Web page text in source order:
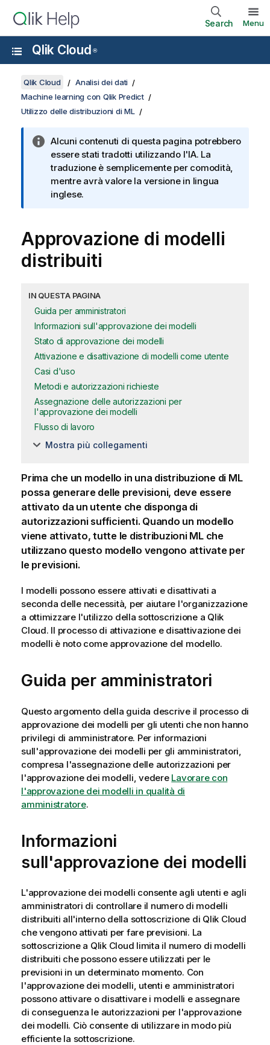
Search Menu
Qlik Cloud ®
Qlik Cloud
Analisi dei dati
Machine learning con Qlik Predict
Utilizzo delle distribuzioni di ML
Alcuni contenuti di questa pagina potrebbero
essere stati tradotti utilizzando l'IA. La
traduzione è semplicemente per comodità,
mentre avrà valore la versione in lingua
inglese.
Approvazione di modelli
distribuiti
IN QUESTA PAGINA
Guida per amministratori
Informazioni sull'approvazione dei modelli
Stato di approvazione dei modelli
Attivazione e disattivazione di modelli come utente
Casi d'uso
Metodi e autorizzazioni richieste
Assegnazione delle autorizzazioni per
l'approvazione dei modelli
Flusso di lavoro
Mostra più collegamenti
Prima che un modello in una distribuzione di ML
possa generare delle previsioni, deve essere
attivato da un utente che disponga di
autorizzazioni sufficienti. Quando un modello
viene attivato, tutte le distribuzioni ML che
utilizzano questo modello vengono attivate per
le previsioni.
I modelli possono essere attivati e disattivati a
seconda delle necessità, per aiutare l'organizzazione
a ottimizzare l'utilizzo della sottoscrizione a Qlik
Cloud. Il processo di attivazione e disattivazione dei
modelli è noto come approvazione del modello.
Guida per amministratori
Questo argomento della guida descrive il processo di
approvazione dei modelli per gli utenti che non hanno
privilegi di amministratore. Per informazioni
sull'approvazione dei modelli per gli amministratori,
compresa l'assegnazione delle autorizzazioni per
l'approvazione dei modelli, vedere Lavorare con
l'approvazione dei modelli in qualità di
amministratore.
Informazioni
sull'approvazione dei modelli
L'approvazione dei modelli consente agli utenti e agli
amministratori di controllare il numero di modelli
distribuiti all'interno della sottoscrizione di Qlik Cloud
che vengono attivati per fare previsioni. La
sottoscrizione a Qlik Cloud limita il numero di modelli
distribuiti che possono essere utilizzati per le
previsioni in un determinato momento. Con
l'approvazione dei modelli, utenti e amministratori
possono attivare o disattivare i modelli e assegnare
di conseguenza le autorizzazioni per l'approvazione
dei modelli. Ciò consente di utilizzare in modo più
efficiente la sottoscrizione.